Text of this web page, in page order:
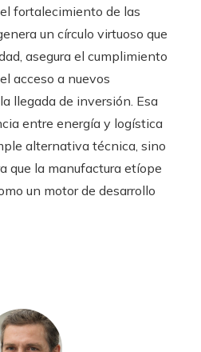
fortalecimiento de las
un círculo virtuoso que
asegura el cumplimiento
acceso a nuevos
llegada de inversión. Esa
entre energía y logística
alternativa técnica, sino
que la manufactura etíope
un motor de desarrollo